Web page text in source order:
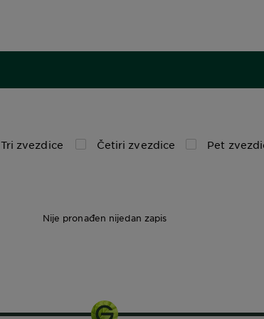
Tri zvezdice Četiri zvezdice Pet
Nije pronađen nijedan zapis